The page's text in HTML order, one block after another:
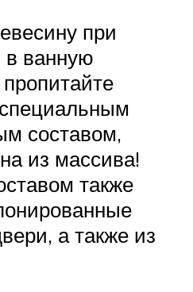
при
в ванную
составом,
из массива!
также
а также из